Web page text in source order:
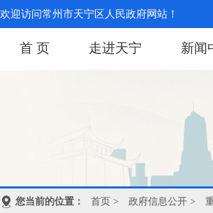
欢迎访问常州市天宁区人民政府网站！
首 页 走进天宁 新闻
您当前的位置： 首页 > 政府信息公开 >